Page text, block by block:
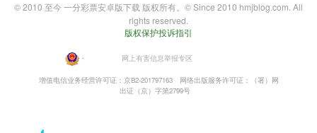
© 2010 至今 一分彩票安卓版下载 版权所有。© Since 2010 hmjblog.com. All
rights reserved.
版权保护投诉指引
・ 网上有害信息举报专区
增值电信业务经营许可证：京B2-201797163
网络出版服务许可证：（署）网
出证（京）字第2799号